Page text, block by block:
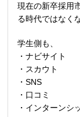
現在の新卒採用
る時代ではなく
学生側も、
・ナビサイト
・スカウト
・SNS
・口コミ
・インターンシ